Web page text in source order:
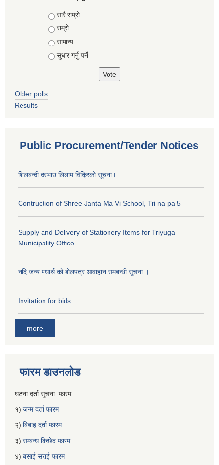
Choices
सारै राम्रो
राम्रो
सामान्य
सुधार गर्नु पर्ने
Older polls
Results
Public Procurement/Tender Notices
शिलबन्दी दरभाउ लिलाम विक्रिको सूचना।
Contruction of Shree Janta Ma Vi School, Tri na pa 5
Supply and Delivery of Stationery Items for Triyuga
Municipality Office.
नदि जन्य पधार्थ को बोलपत्र आवाहान समबन्धी सूचना ।
Invitation for bids
more
फारम डाउनलोड
घटना दर्ता सूचना फारम
१) जन्म दर्ता फारम
२) बिबाह दर्ता फारम
३) सम्बन्ध बिच्छेद फारम
४) बसाई सराई फारम